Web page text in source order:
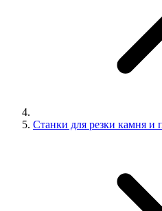
Станки для резки камня и